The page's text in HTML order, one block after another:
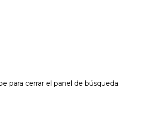
para cerrar el panel de búsqueda.